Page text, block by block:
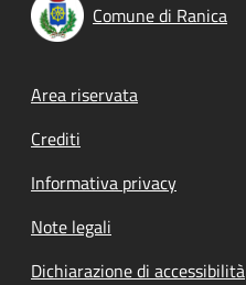
Comune di Ranica
Footer menu
Area riservata
Crediti
Informativa privacy
Note legali
Dichiarazione di accessibilità